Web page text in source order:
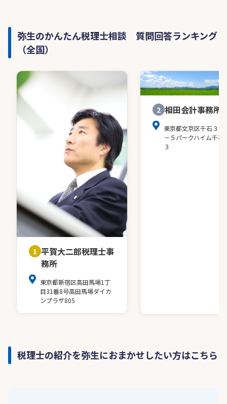
弥生のかんたん税理士相談 質問回答ランキング
（全国）
1 平賀大二郎税理士事
務所
東京都新宿区高田馬場1丁
目31番8号高田馬場ダイカ
ンプラザ805
2 相田会計事務所
東京都文京区千石３－
－５パークハイム千石
３
税理士の紹介を弥生におまかせしたい方はこちら